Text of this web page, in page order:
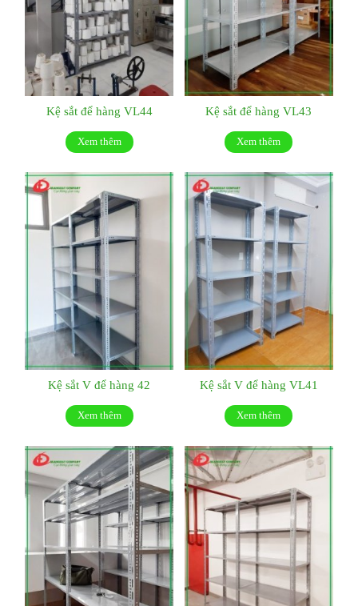
Kệ sắt để hàng VL44
Xem thêm
Kệ sắt để hàng VL43
Xem thêm
Kệ sắt V để hàng 42
Xem thêm
Kệ sắt V để hàng VL41
Xem thêm